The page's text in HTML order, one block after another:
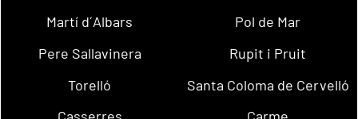
Martí d´Albars
Pol de Mar
Pere Sallavinera
Rupit i Pruit
Torelló
Santa Coloma de Cervelló